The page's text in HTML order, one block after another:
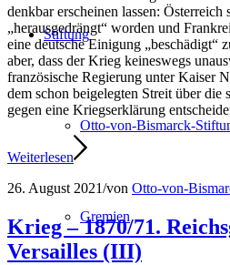
Stiftung
Otto-von-Bismarck-
Gremien
denkbar erscheinen lassen: Österreich
„herausgedrängt“ worden und
eine deutsche Einigung „beschädigt“
aber, dass der Krieg keineswegs
französische Regierung unter Kaiser
dem schon beigelegten Streit über die
gegen eine Kriegserklärung
Weiterlesen
26. August 2021/von Otto-von-
Krieg – 1870/71.
Versailles (III)